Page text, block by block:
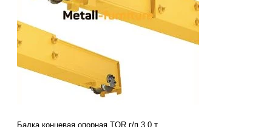
Балка концевая опорная TOR г/п 3,0 т